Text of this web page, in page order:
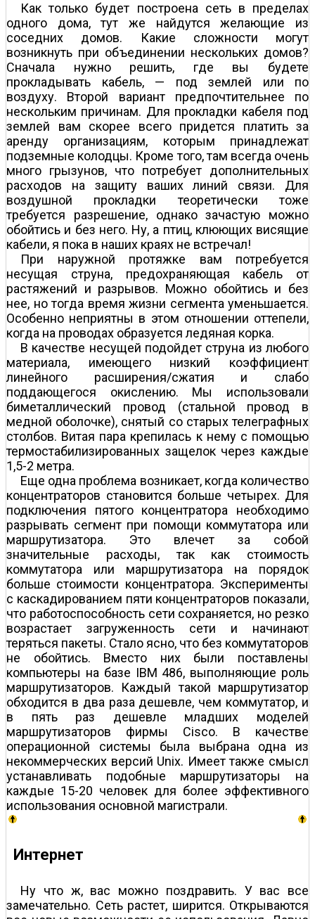
Как только будет построена сеть в пределах
одного дома, тут же найдутся желающие из
соседних домов. Какие сложности могут
возникнуть при объединении нескольких домов?
Сначала нужно решить, где вы будете
прокладывать кабель, — под землей или по
воздуху. Второй вариант предпочтительнее по
нескольким причинам. Для прокладки кабеля под
землей вам скорее всего придется платить за
аренду организациям, которым принадлежат
подземные колодцы. Кроме того, там всегда очень
много грызунов, что потребует дополнительных
расходов на защиту ваших линий связи. Для
воздушной прокладки теоретически тоже
требуется разрешение, однако зачастую можно
обойтись и без него. Ну, а птиц, клюющих висящие
кабели, я пока в наших краях не встречал!
При наружной протяжке вам потребуется
несущая струна, предохраняющая кабель от
растяжений и разрывов. Можно обойтись и без
нее, но тогда время жизни сегмента уменьшается.
Особенно неприятны в этом отношении оттепели,
когда на проводах образуется ледяная корка.
В качестве несущей подойдет струна из любого
материала, имеющего низкий коэффициент
линейного расширения/сжатия и слабо
поддающегося окислению. Мы использовали
биметаллический провод (стальной провод в
медной оболочке), снятый со старых телеграфных
столбов. Витая пара крепилась к нему с помощью
термостабилизированных защелок через каждые
1,5-2 метра.
Еще одна проблема возникает, когда количество
концентраторов становится больше четырех. Для
подключения пятого концентратора необходимо
разрывать сегмент при помощи коммутатора или
маршрутизатора. Это влечет за собой
значительные расходы, так как стоимость
коммутатора или маршрутизатора на порядок
больше стоимости концентратора. Эксперименты
с каскадированием пяти концентраторов показали,
что работоспособность сети сохраняется, но резко
возрастает загруженность сети и начинают
теряться пакеты. Стало ясно, что без коммутаторов
не обойтись. Вместо них были поставлены
компьютеры на базе IBM 486, выполняющие роль
маршрутизаторов. Каждый такой маршрутизатор
обходится в два раза дешевле, чем коммутатор, и
в пять раз дешевле младших моделей
маршрутизаторов фирмы Cisco. В качестве
операционной системы была выбрана одна из
некоммерческих версий Unix. Имеет также смысл
устанавливать подобные маршрутизаторы на
каждые 15-20 человек для более эффективного
использования основной магистрали.
Интернет
Ну что ж, вас можно поздравить. У вас все
замечательно. Сеть растет, ширится. Открываются